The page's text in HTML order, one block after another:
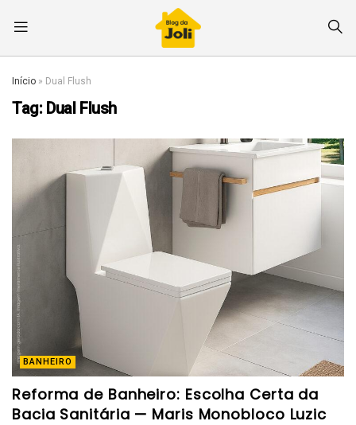
Início » Dual Flush
Tag: Dual Flush
BANHEIRO
Reforma de Banheiro: Escolha Certa da
Bacia Sanitária — Maris Monobloco Luzic